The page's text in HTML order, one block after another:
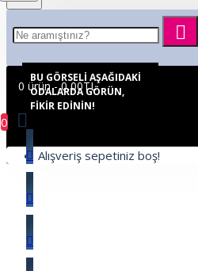
0 ürün - 0,00TL
0
Alışveriş sepetiniz boş!
BU GÖRSELI AŞAĞIDAKI
ODALARDA GÖRÜN,
FIKIR EDININ!